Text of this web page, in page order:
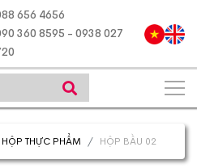
656 4656
360 8595 - 0938 027
HỘP THỰC PHẨM HỘP BẦU 02